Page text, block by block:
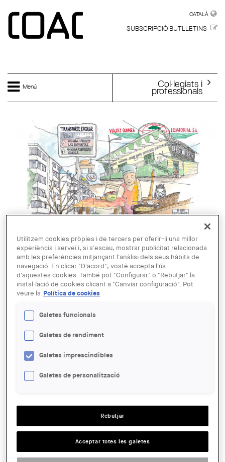
CATALÀ
SUBSCRIPCIÓ BUTLLETINS
Menú Col·legiats i
professionals
25 JUN
Presentació del llibre “Bata,
Arquitectura i memòria"
ENTITAT ORGANITZADORA:
Centre Obert d’Arquitectura
LLOC:
Barcelona
ACCIONS
SALA:
Utilitzem cookies pròpies i de tercers per oferir-li una millor
experiència i servei i, si s'escau, mostrar publicitat relacionada
amb les preferències mitjançant l'anàlisi dels seus hàbits de
navegació. En clicar "D'acord", vostè accepta l'ús
d'aquestes cookies. També pot "Configurar" o "Rebutjar" la
instal·lació de cookies clicant a "Canviar configuració". Pot
veure la Política de cookies
Galetes funcionals
Galetes de rendiment
Galetes imprescindibles
Galetes de personalització
Rebutjar
Acceptar totes les galetes